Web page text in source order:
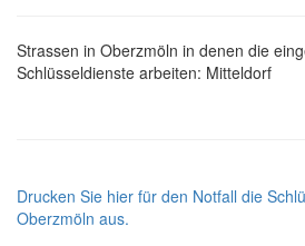
Strassen in Oberzmöln in denen die
Schlüsseldienste arbeiten: Mitteldorf
Drucken Sie hier für den Notfall die
Oberzmöln aus.